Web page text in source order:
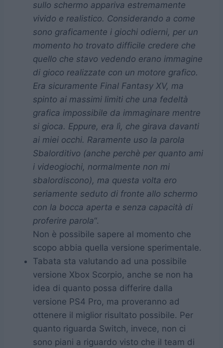
sullo schermo appariva estremamente
vivido e realistico. Considerando a come
sono graficamente i giochi odierni, per un
momento ho trovato difficile credere che
quello che stavo vedendo erano immagine
di gioco realizzate con un motore grafico.
Era sicuramente Final Fantasy XV, ma
spinto ai massimi limiti che una fedeltà
grafica impossibile da immaginare mentre
si gioca. Eppure, era lì, che girava davanti
ai miei occhi. Raramente uso la parola
Sbalorditivo (anche perchè per quanto ami
i videogiochi, normalmente non mi
sbalordiscono), ma questa volta ero
seriamente seduto di fronte allo schermo
con la bocca aperta e senza capacità di
proferire parola“.
Non è possibile sapere al momento che
scopo abbia quella versione sperimentale.
Tabata sta valutando ad una possibile
versione Xbox Scorpio, anche se non ha
idea di quanto possa differire dalla
versione PS4 Pro, ma proveranno ad
ottenere il miglior risultato possibile. Per
quanto riguarda Switch, invece, non ci
sono piani a riguardo visto che il team di